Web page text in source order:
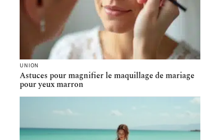
UNION
Astuces pour magnifier le maquillage de mariage
pour yeux marron